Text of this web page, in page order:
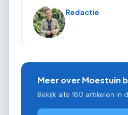
Redactie
Meer over Moestuin
Bekijk alle 180 artikelen in